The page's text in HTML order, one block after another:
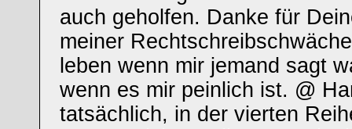
auch geholfen. Danke für
meiner
leben wenn mir jemand sagt
wenn es mir peinlich ist. @
tatsächlich, in der vierten